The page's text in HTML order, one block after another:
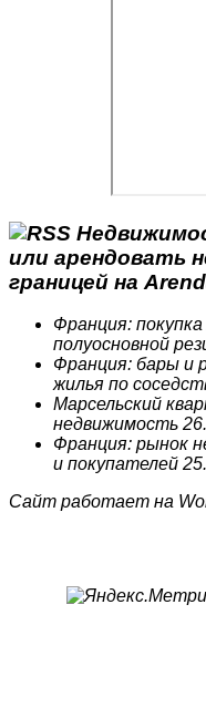
или арендовать
границей на
Франция:
полуосновной
Франция: бары и
жилья по
Марсельский
недвижимость
Франция: рынок
и покупателей
Сайт работает на